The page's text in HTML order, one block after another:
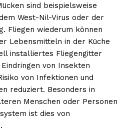
sind beispielsweise
West-Nil-Virus oder der
Fliegen wiederum können
Lebensmitteln in der Küche
installiertes Fliegengitter
von Insekten
von Infektionen und
reduziert. Besonders in
Menschen oder Personen
ist dies von